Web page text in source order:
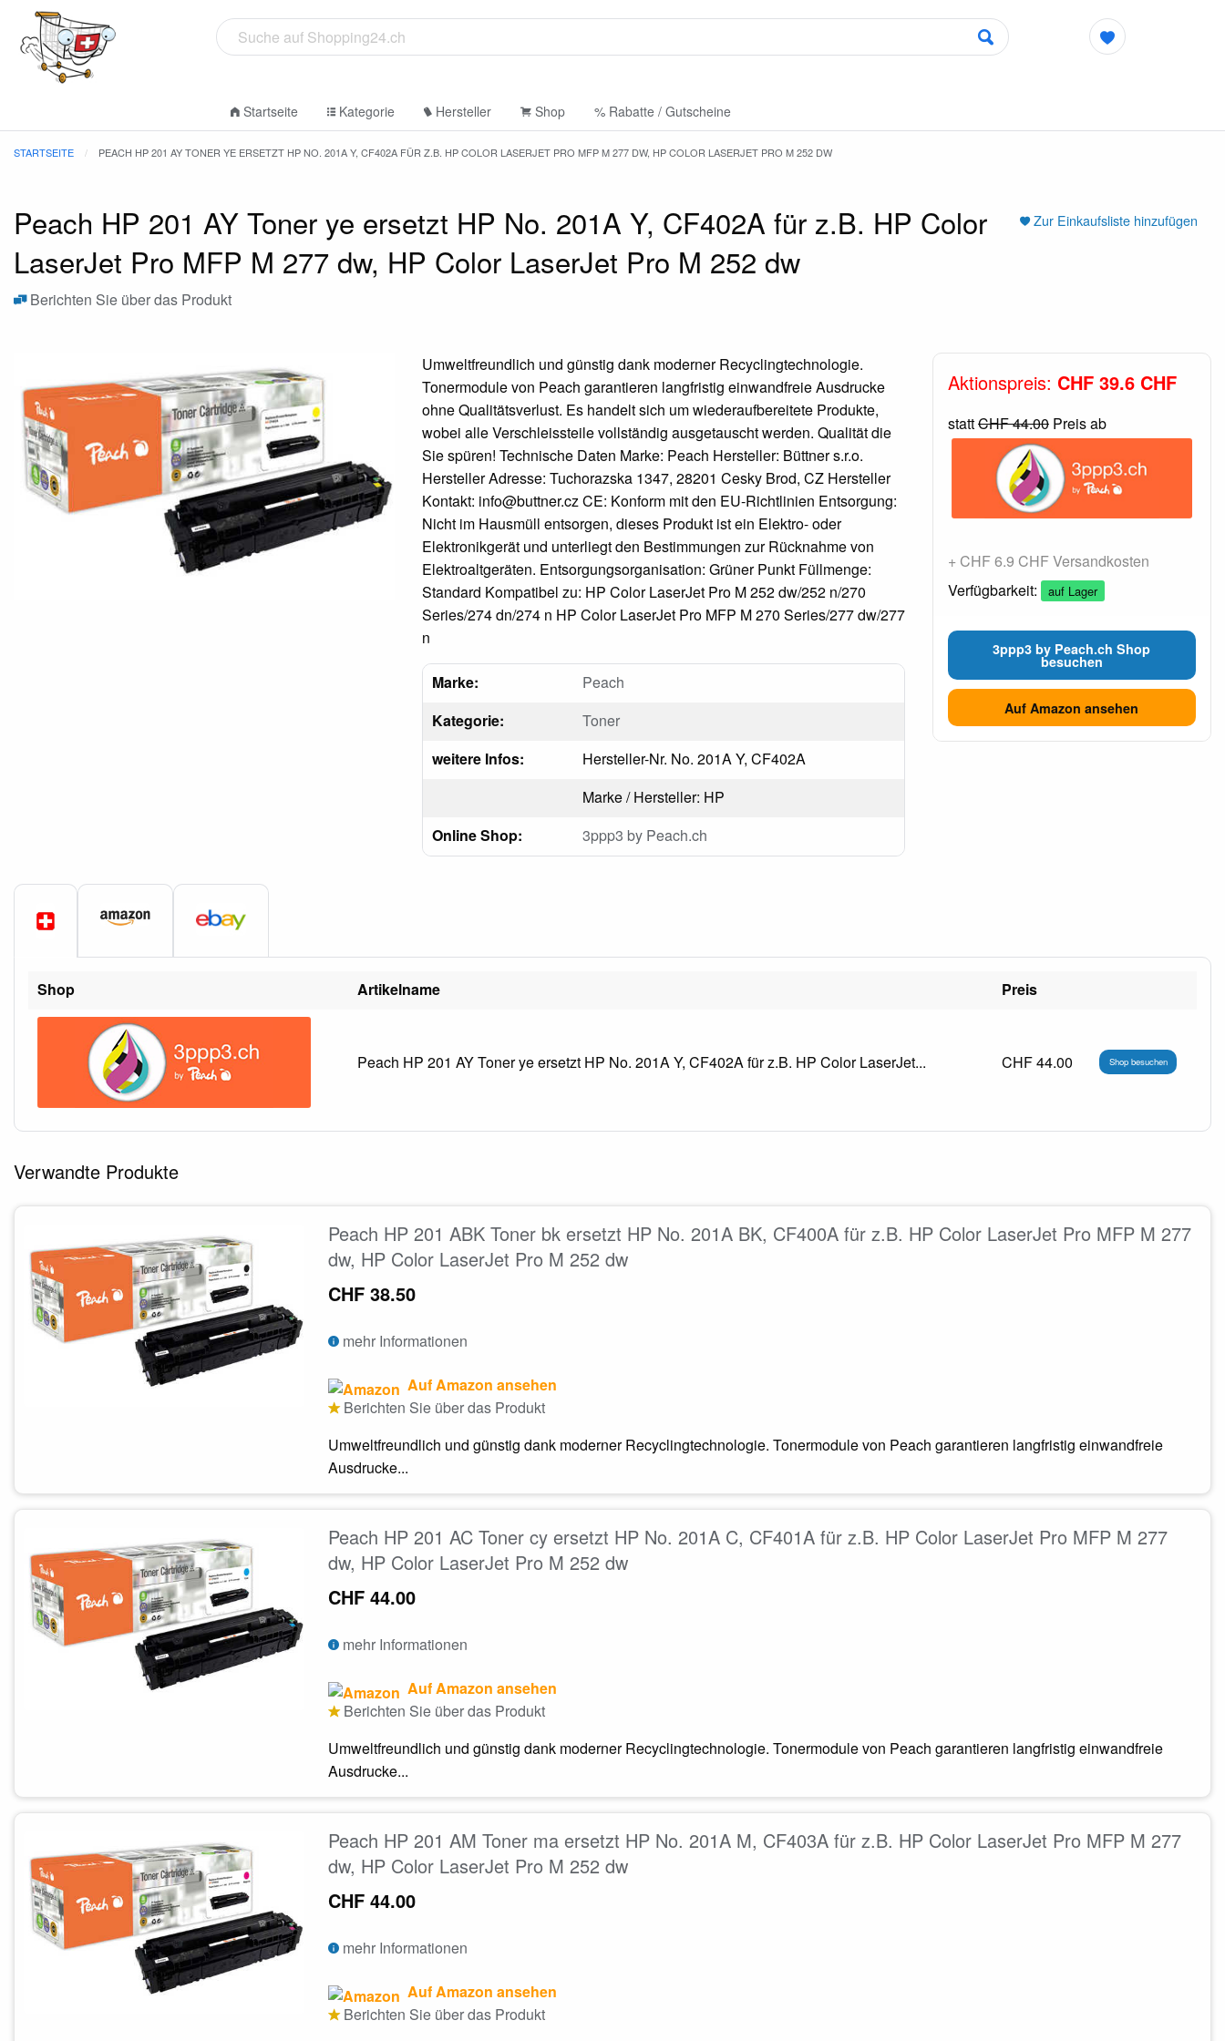
Startseite Kategorie Hersteller Shop % Rabatte / Gutscheine
STARTSEITE PEACH HP 201 AY TONER YE ERSETZT HP NO. 201A Y, CF402A FÜR Z.B. HP COLOR LASERJET PRO MFP M 277 DW, HP COLOR LASERJET PRO M 252 DW
Zur Einkaufsliste hinzufügen
Peach HP 201 AY Toner ye ersetzt HP No. 201A Y, CF402A für z.B. HP Color
LaserJet Pro MFP M 277 dw, HP Color LaserJet Pro M 252 dw
Berichten Sie über das Produkt
Umweltfreundlich und günstig dank moderner Recyclingtechnologie.
Tonermodule von Peach garantieren langfristig einwandfreie Ausdrucke
ohne Qualitätsverlust. Es handelt sich um wiederaufbereitete Produkte,
wobei alle Verschleissteile vollständig ausgetauscht werden. Qualität die
Sie spüren! Technische Daten Marke: Peach Hersteller: Büttner s.r.o.
Hersteller Adresse: Tuchorazska 1347, 28201 Cesky Brod, CZ Hersteller
Kontakt: info@buttner.cz CE: Konform mit den EU-Richtlinien Entsorgung:
Nicht im Hausmüll entsorgen, dieses Produkt ist ein Elektro- oder
Elektronikgerät und unterliegt den Bestimmungen zur Rücknahme von
Elektroaltgeräten. Entsorgungsorganisation: Grüner Punkt Füllmenge:
Standard Kompatibel zu: HP Color LaserJet Pro M 252 dw/252 n/270
Series/274 dn/274 n HP Color LaserJet Pro MFP M 270 Series/277 dw/277
n
Marke:
Peach
Kategorie:
Toner
weitere Infos:
Hersteller-Nr. No. 201A Y, CF402A
Marke / Hersteller: HP
Online Shop:
3ppp3 by Peach.ch
Aktionspreis: CHF 39.6 CHF
stattCHF 44.00Preis ab
+ CHF 6.9 CHF Versandkosten
Verfügbarkeit:
auf Lager
3ppp3 by Peach.ch Shop
besuchen
Auf Amazon ansehen
Shop Artikelname Preis
Peach HP 201 AY Toner ye ersetzt HP No. 201A Y, CF402A für z.B. HP Color LaserJet... CHF 44.00 Shop besuchen
Verwandte Produkte
Peach HP 201 ABK Toner bk ersetzt HP No. 201A BK, CF400A für z.B. HP Color LaserJet Pro MFP M 277
dw, HP Color LaserJet Pro M 252 dw
CHF 38.50
mehr Informationen
Auf Amazon ansehen
Berichten Sie über das Produkt
Umweltfreundlich und günstig dank moderner Recyclingtechnologie. Tonermodule von Peach garantieren langfristig einwandfreie
Ausdrucke...
Peach HP 201 AC Toner cy ersetzt HP No. 201A C, CF401A für z.B. HP Color LaserJet Pro MFP M 277
dw, HP Color LaserJet Pro M 252 dw
CHF 44.00
mehr Informationen
Auf Amazon ansehen
Berichten Sie über das Produkt
Umweltfreundlich und günstig dank moderner Recyclingtechnologie. Tonermodule von Peach garantieren langfristig einwandfreie
Ausdrucke...
Peach HP 201 AM Toner ma ersetzt HP No. 201A M, CF403A für z.B. HP Color LaserJet Pro MFP M 277
dw, HP Color LaserJet Pro M 252 dw
CHF 44.00
mehr Informationen
Auf Amazon ansehen
Berichten Sie über das Produkt